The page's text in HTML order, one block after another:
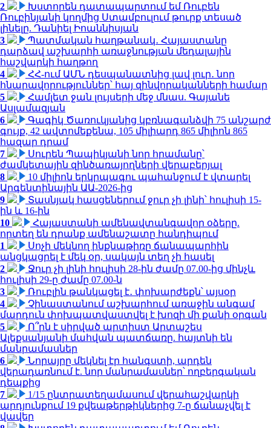
2
Խստորեն դատապարտում եմ Ռուբեն
Ռուբինյանի կողմից Ստամբուլում թուրք տեսած
լինելը. Դանիել Իոաննիսյան
3
Պատմական հաղթանակ․ Հայաստանը
դարձավ աշխարհի առաջնության մեդալային
հաշվարկի հաղթող
4
ՀՀ-ում ԱՄՆ դեսպանատնից լավ լուր․ նոր
հնարավորություններ՝ հայ զինվորականների համար
5
Համլետ ջան լույսերի մեջ մնաս. Գայանե
Ասլամազյան
6
Գագիկ Ծառուկյանից կբռնագանձվի 75 անշարժ
գույք, 42 ավտոմեքենա, 105 միլիարդ 865 միլիոն 865
հազար դրամ
7
Սուրեն Պապիկյանի նոր հրամանը՝
ժամկետային զինծառայողների վերաբերյալ
8
10 միլիոն երկրպագու պահանջում է վտարել
Արգենտինային ԱԱ-2026-ից
9
Տասնյակ հասցեներում ջուր չի լինի՝ հուլիսի 15-
ին և 16-ին
10
Հայաստանի ամենավտանգավոր օձերը.
որտեղ են դրանք ամենաշատը հանդիպում
1
Սոչի մեկնող ինքնաթիռը ճանապարհին
անցկացրել է մեկ օր, սակայն տեղ չի հասել
2
Ջուր չի լինի հուլիսի 28-ին ժամը 07.00-ից մինչև
հուլիսի 29-ը ժամը 07.00-ն
3
Ռուբլին թանկացել է․ փոխարժեքն՝ այսօր
4
Չինաստանում աշխարհում առաջին անգամ
մարդուն փոխպատվաստվել է խոզի մի քանի օրգան
5
Ո՞րն է սիրված արտիստ Արտաշես
Ալեքսանյանի մահվան պատճառը. հայտնի են
մանրամասներ
6
Նորայրը մեկնել էր հանգստի, արդեն
վերադառնում է. նոր մանրամասներ՝ ողբերգական
դեպքից
7
1/15 ընտրատեղամասում վերահաշվարկի
արդյունքում 19 քվեաթերթիկներից 7-ը ճանաչվել է
վավեր